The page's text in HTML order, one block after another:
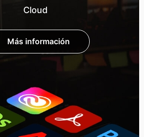
Cloud
Más información